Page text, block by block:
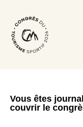
Vous êtes
couvrir le